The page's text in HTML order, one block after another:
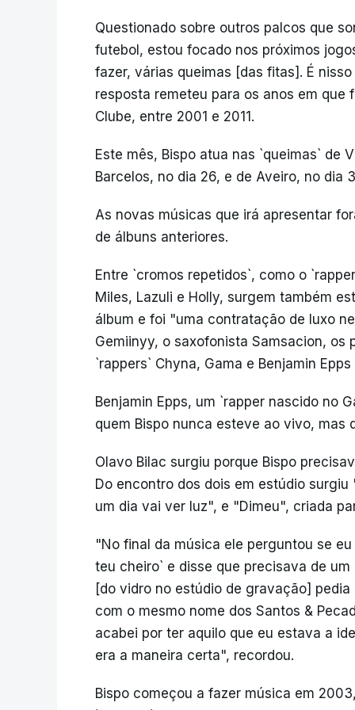
Questionado sobre outros palcos que
futebol, estou focado nos próximos
fazer, várias queimas [das fitas]. É
resposta remeteu para os anos em
Clube, entre 2001 e 2011.
Este mês, Bispo atua nas `queimas` de
Barcelos, no dia 26, e de Aveiro, no dia
As novas músicas que irá apresentar
de álbuns anteriores.
Entre `cromos repetidos`, como o
Miles, Lazuli e Holly, surgem também
álbum e foi "uma contratação de luxo
Gemiinyy, o saxofonista Samsacion, os
`rappers` Chyna, Gama e Benjamin
Benjamin Epps, um `rapper nascido no
quem Bispo nunca esteve ao vivo, mas
Olavo Bilac surgiu porque Bispo
Do encontro dos dois em estúdio
um dia vai ver luz", e "Dimeu", criada
"No final da música ele perguntou se
teu cheiro` e disse que precisava de
[do vidro no estúdio de gravação]
com o mesmo nome dos Santos &
acabei por ter aquilo que eu estava a
era a maneira certa", recordou.
Bispo começou a fazer música em